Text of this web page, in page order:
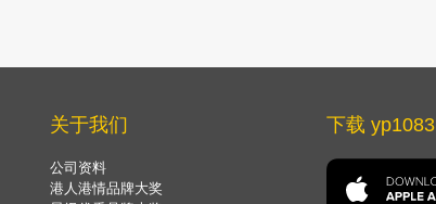
关于我们
公司资料
港人港情品牌大奖
下载 yp1083